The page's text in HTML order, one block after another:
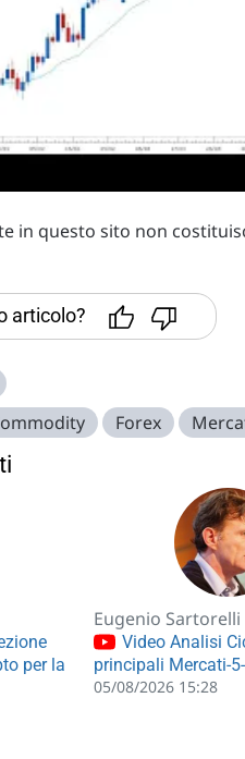
in questo sito non
articolo?
Forex
per la
Eugenio Sartorelli
Video Analisi
principali Mercati-
05/08/2026 15:28